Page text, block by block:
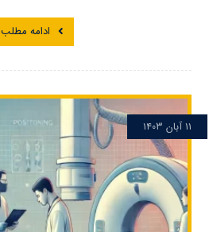
ادامه مطلب
۱۱ آبان ۱۴۰۳